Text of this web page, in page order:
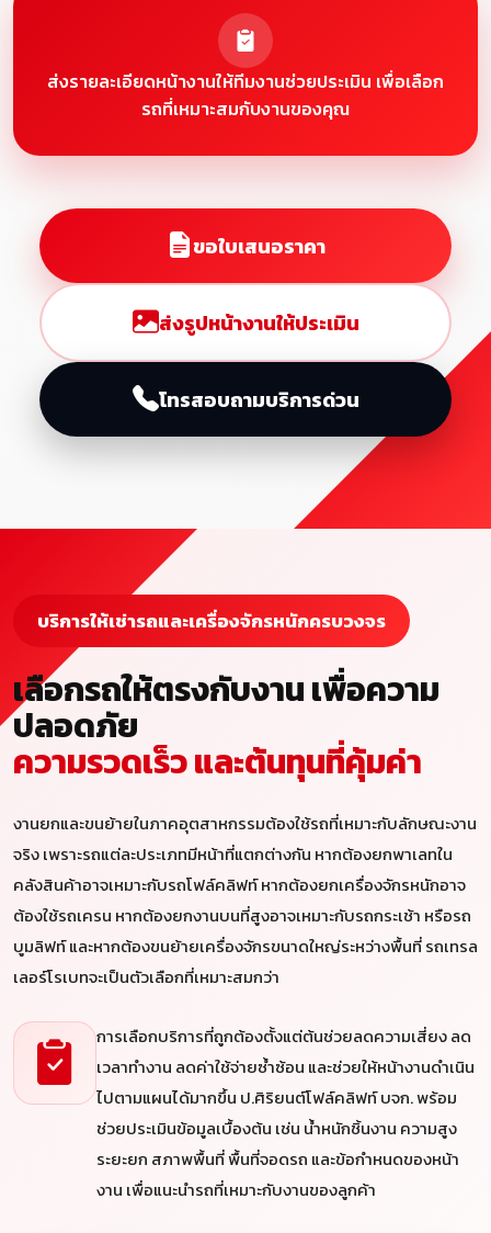
ส่งรายละเอียดหน้างานให้ทีมงานช่วยประเมิน เพื่อเลือก
รถที่เหมาะสมกับงานของคุณ
ขอใบเสนอราคา
ส่งรูปหน้างานให้ประเมิน
โทรสอบถามบริการด่วน
บริการให้เช่ารถและเครื่องจักรหนักครบวงจร
เลือกรถให้ตรงกับงาน เพื่อความ
ปลอดภัย
ความรวดเร็ว และต้นทุนที่คุ้มค่า
งานยกและขนย้ายในภาคอุตสาหกรรมต้องใช้รถที่เหมาะกับลักษณะงาน
จริง เพราะรถแต่ละประเภทมีหน้าที่แตกต่างกัน หากต้องยกพาเลทใน
คลังสินค้าอาจเหมาะกับรถโฟล์คลิฟท์ หากต้องยกเครื่องจักรหนักอาจ
ต้องใช้รถเครน หากต้องยกงานบนที่สูงอาจเหมาะกับรถกระเช้า หรือรถ
บูมลิฟท์ และหากต้องขนย้ายเครื่องจักรขนาดใหญ่ระหว่างพื้นที่ รถเทรล
เลอร์โรเบทจะเป็นตัวเลือกที่เหมาะสมกว่า
การเลือกบริการที่ถูกต้องตั้งแต่ต้นช่วยลดความเสี่ยง ลด
เวลาทำงาน ลดค่าใช้จ่ายซ้ำซ้อน และช่วยให้หน้างานดำเนิน
ไปตามแผนได้มากขึ้น ป.ศิริยนต์โฟล์คลิฟท์ บจก. พร้อม
ช่วยประเมินข้อมูลเบื้องต้น เช่น น้ำหนักชิ้นงาน ความสูง
ระยะยก สภาพพื้นที่ พื้นที่จอดรถ และข้อกำหนดของหน้า
งาน เพื่อแนะนำรถที่เหมาะกับงานของลูกค้า